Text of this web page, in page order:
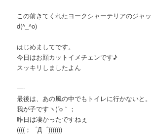
この前きてくれたヨークシャーテリアのジャ
d(^_^o)
はじめましてです。
今日はお顔カットイメチェンです♪
スッキリしましたよん
—-
最後は、あの風の中でもトイレに行かないと
我が子ですヽ(´o｀；
昨日は凄かったですねぇ
((((；゜Д゜)))))))